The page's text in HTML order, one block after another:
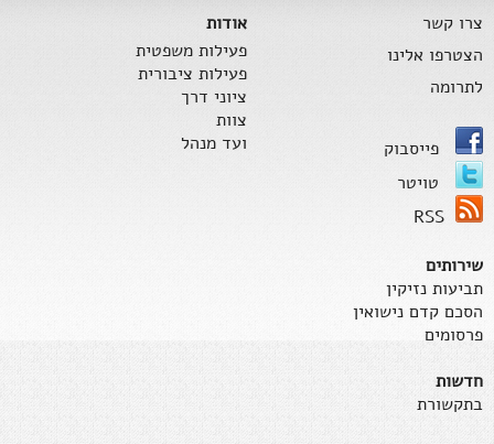
צרו קשר
הצטרפו אלינו
לתרומה
פייסבוק
טויטר
RSS
אודות
פעילות משפטית
פעילות ציבורית
ציוני דרך
צוות
ועד מנהל
שירותים
תביעות נזיקין
הסכם קדם נישואין
פרסומים
חדשות
בתקשורת